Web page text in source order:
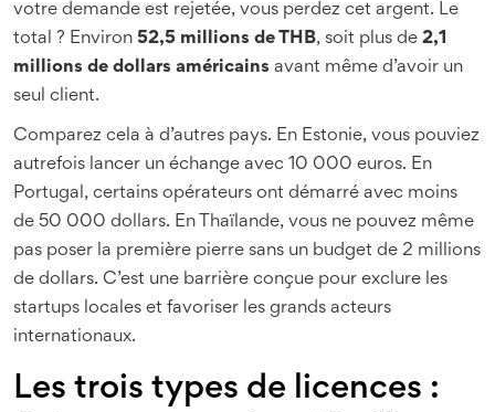
votre demande est rejetée, vous perdez cet argent. Le
total ? Environ 52,5 millions de THB, soit plus de 2,1
millions de dollars américains avant même d’avoir un
seul client.
Comparez cela à d’autres pays. En Estonie, vous pouviez
autrefois lancer un échange avec 10 000 euros. En
Portugal, certains opérateurs ont démarré avec moins
de 50 000 dollars. En Thaïlande, vous ne pouvez même
pas poser la première pierre sans un budget de 2 millions
de dollars. C’est une barrière conçue pour exclure les
startups locales et favoriser les grands acteurs
internationaux.
Les trois types de licences :